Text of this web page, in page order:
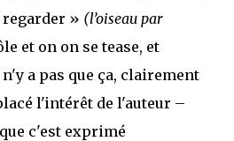
» (l’oiseau par
et on on se tease, et
a pas que ça, clairement
l'intérêt de l'auteur –
c'est exprimé